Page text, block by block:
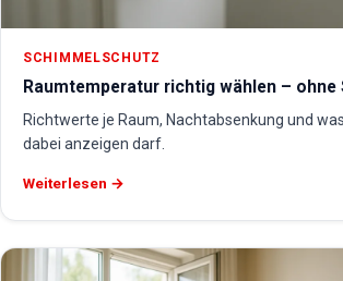
SCHIMMELSCHUTZ
Raumtemperatur richtig wählen –
Richtwerte je Raum, Nachtabsenkung und
dabei anzeigen darf.
Weiterlesen →